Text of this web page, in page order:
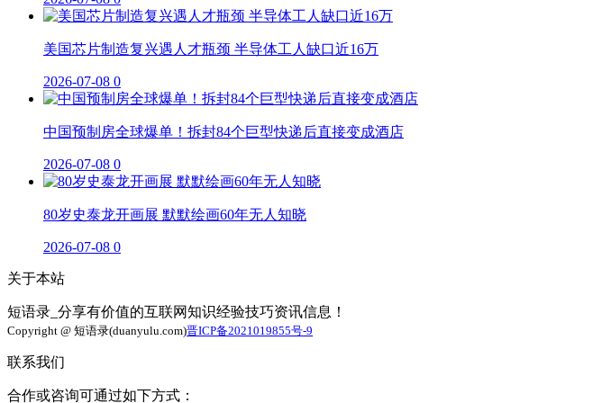
美国芯片制造复兴遇人才瓶颈 半导体工人缺口近16万
2026-07-08 0
中国预制房全球爆单！拆封84个巨型快递后直接变成酒店
2026-07-08 0
80岁史泰龙开画展 默默绘画60年无人知晓
2026-07-08 0
关于本站
短语录_分享有价值的互联网知识经验技巧资讯信息！
Copyright @ 短语录(duanyulu.com)晋ICP备2021019855号-9
联系我们
合作或咨询可通过如下方式：